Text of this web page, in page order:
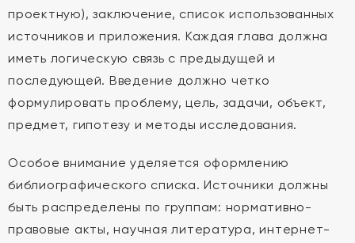
проектную), заключение, список использованных
источников и приложения. Каждая глава должна
иметь логическую связь с предыдущей и
последующей. Введение должно четко
формулировать проблему, цель, задачи, объект,
предмет, гипотезу и методы исследования.
Особое внимание уделяется оформлению
библиографического списка. Источники должны
быть распределены по группам: нормативно-
правовые акты, научная литература, интернет-